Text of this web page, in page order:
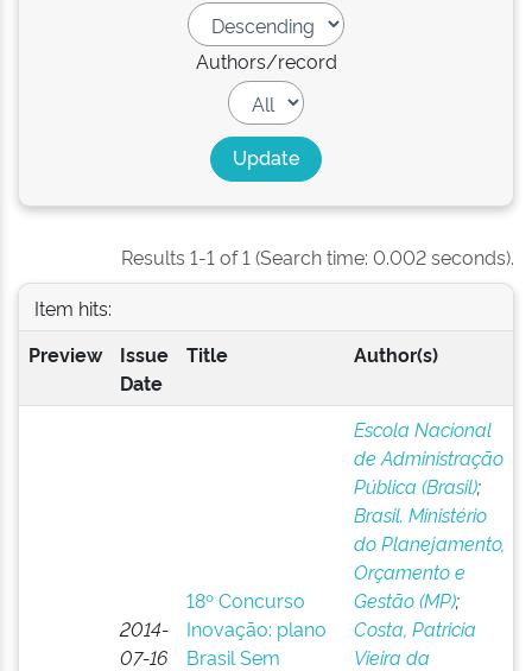
Authors/record
Results 1-1 of 1 (Search time: 0.002 seconds).
Item hits:
Preview
Issue
Date
Title Author(s)
2014-
07-16
18º Concurso
Inovação: plano
Brasil Sem
Escola Nacional
de Administração
Pública (Brasil);
Brasil. Ministério
do Planejamento,
Orçamento e
Gestão (MP);
Costa, Patricia
Vieira da